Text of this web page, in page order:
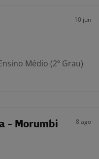
10 jun
Médio (2º Grau)
- Morumbi 8 ago